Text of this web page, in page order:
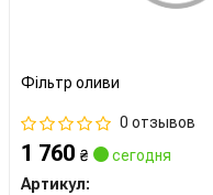
Фільтр оливи
0 отзывов
1 760 ₴
сегодня
Артикул: